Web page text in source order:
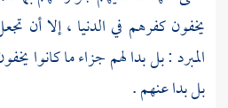
يخفون كفرهم في الدنيا ، إلا أن
المبرد: بل بدا لهم جزاء ما كانوا
بل بدا عنهم .